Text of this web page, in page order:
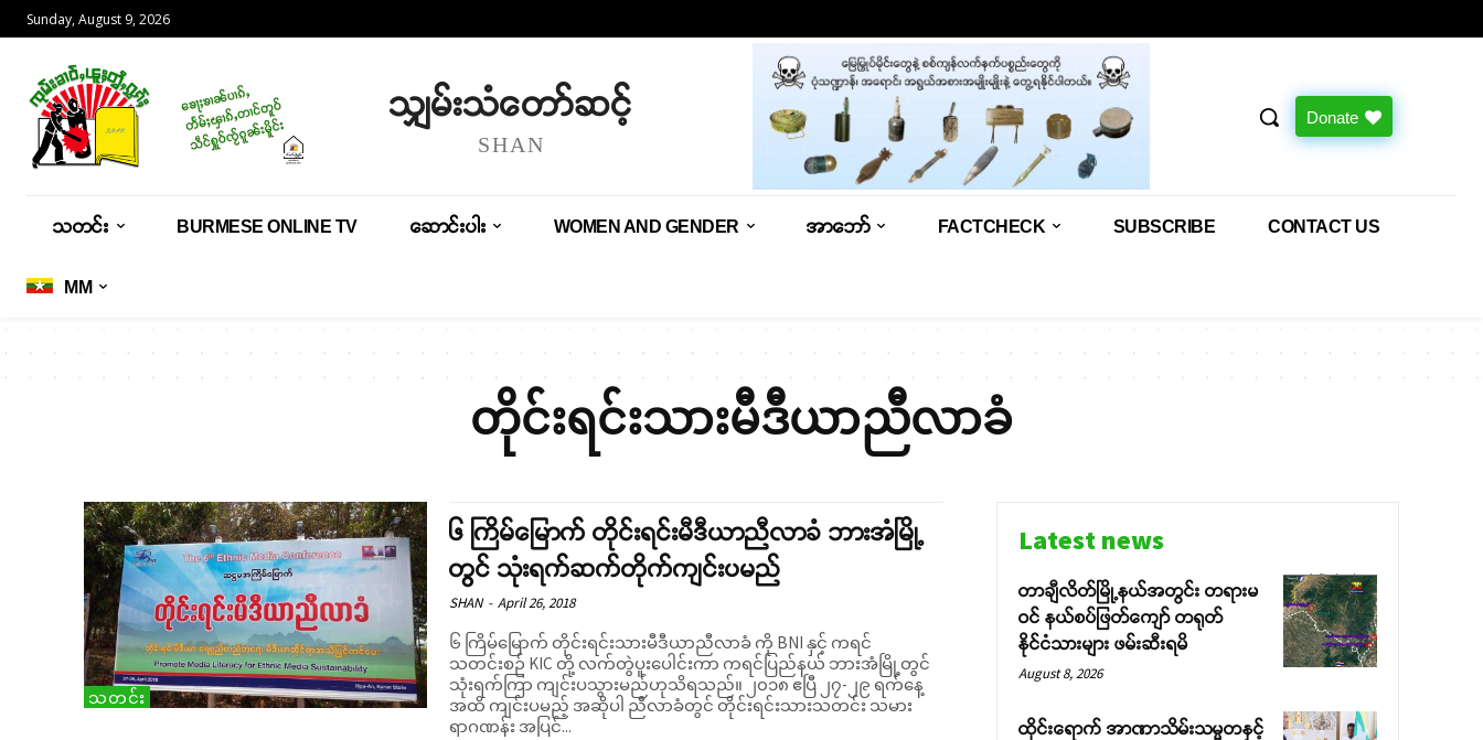
Sunday, August 9, 2026
သျှမ်းသံတော်ဆင့်
SHAN
Donate
သတင်း BURMESE ONLINE TV ဆောင်းပါး WOMEN AND GENDER အာဘော် FACTCHECK SUBSCRIBE CONTACT US
MM
တိုင်းရင်းသားမီဒီယာညီလာခံ
သတင်း
၆ ကြိမ်မြောက် တိုင်းရင်းမီဒီယာညီလာခံ ဘားအံမြို့
တွင် သုံးရက်ဆက်တိုက်ကျင်းပမည်
SHAN - April 26, 2018
၆ ကြိမ်မြောက် တိုင်းရင်းသားမီဒီယာညီလာခံ ကို BNI နှင့် ကရင်
သတင်းစဉ် KIC တို့ လက်တွဲပူးပေါင်းကာ ကရင်ပြည်နယ် ဘားအံမြို့တွင်
သုံးရက်ကြာ ကျင်းပသွားမည်ဟုသိရသည်။ ၂၀၁၈ ဧပြီ ၂၇-၂၉ ရက်နေ့
အထိ ကျင်းပမည့် အဆိုပါ ညီလာခံတွင် တိုင်းရင်းသားသတင်း သမား
ရာဂဏန်း အပြင်...
Latest news
တာချီလိတ်မြို့နယ်အတွင်း တရားမ
ဝင် နယ်စပ်ဖြတ်ကျော် တရုတ်
နိုင်ငံသားများ ဖမ်းဆီးရမိ
August 8, 2026
ထိုင်းရောက် အာဏာသိမ်းသမ္မတနှင့်